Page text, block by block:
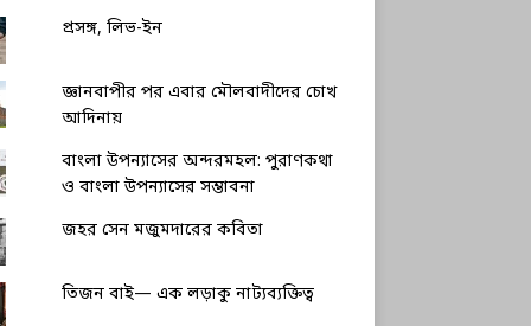
প্রসঙ্গ, লিভ-ইন
জ্ঞানবাপীর পর এবার মৌলবাদীদের চোখ
আদিনায়
বাংলা উপন্যাসের অন্দরমহল: পুরাণকথা
ও বাংলা উপন্যাসের সম্ভাবনা
জহর সেন মজুমদারের কবিতা
তিজন বাই— এক লড়াকু নাট্যব্যক্তিত্ব